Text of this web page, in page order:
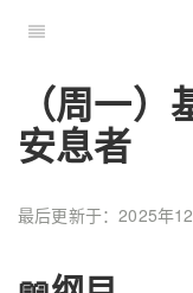
（周一
安息者
最后更新于：2025年